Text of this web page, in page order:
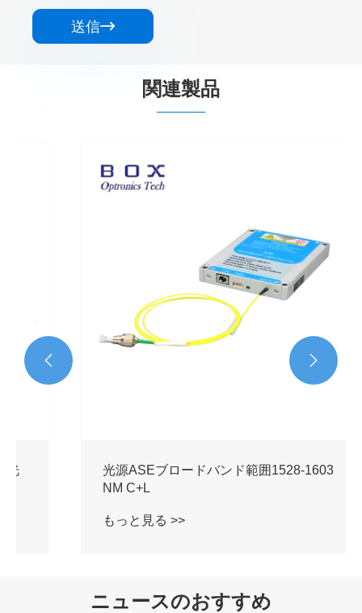
送信
関連製品
光源ASEブロードバンド範囲1528-1603
もっと見る >>
 
ニュースのおすすめ